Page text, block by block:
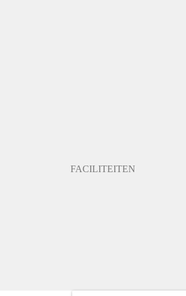
FACILITEITEN